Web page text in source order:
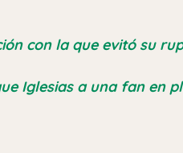
con la que evitó su
Iglesias a una fan en